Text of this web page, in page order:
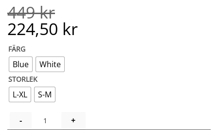
Betygsatt
4.8av 5
baserat på
kundrecensioner
449kr
224,50 kr
FÄRG
Blue White
STORLEK
L-XL S-M
FIONA VOLANGBLUS - MÅNGA FÄRGER MÄNGD